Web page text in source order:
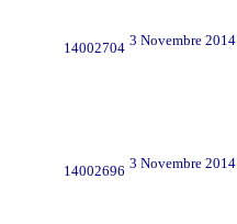
14002704 3 Novembre 2014
14002696 3 Novembre 2014